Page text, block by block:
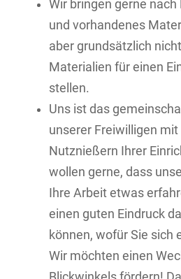
Wir bringen gerne
und vorhandenes
aber grundsätzlich
Materialien für einen
stellen.
Uns ist das
unserer Freiwilligen mit
Nutznießern Ihrer
wollen gerne, dass
Ihre Arbeit etwas
einen guten Eindruck
können, wofür Sie sich
Wir möchten einen